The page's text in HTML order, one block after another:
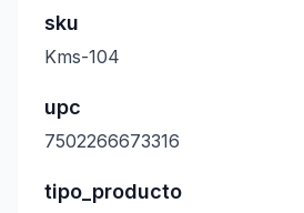
sku
Kms-104
upc
7502266673316
tipo_producto